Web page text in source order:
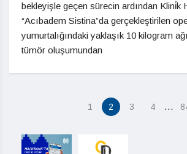
bekleyişle geçen sürecin ardından Klini̇k
“Acıbadem Sistina”da gerçekleştirilen
yumurtalığındaki yaklaşık 10 kilogram
tümör oluşumundan
1 2 3 4 …